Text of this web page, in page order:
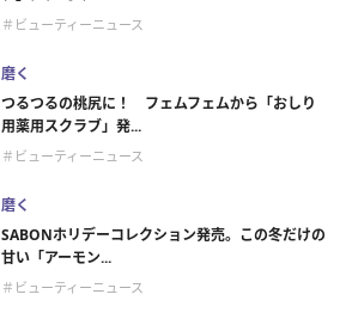
＃ビューティーニュース
磨く
つるつるの桃尻に！ フェムフェムから「おしり
用薬用スクラブ」発...
＃ビューティーニュース
磨く
SABONホリデーコレクション発売。この冬だけの
甘い「アーモン...
＃ビューティーニュース